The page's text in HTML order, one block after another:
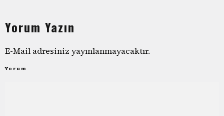
Yorum Yazın
E-Mail adresiniz yayınlanmayacaktır.
Yorum